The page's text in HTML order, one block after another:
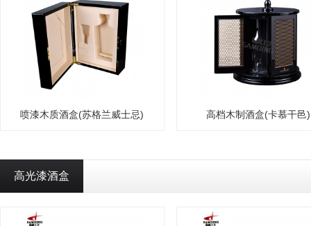
喷漆木质酒盒(苏格兰威士忌) 高档木制酒盒(卡慕干邑)
高光漆酒盒